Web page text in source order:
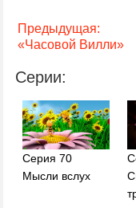
Предыдущая:
«Часовой Вилли»
Серии:
Серия 70
Мысли вслух